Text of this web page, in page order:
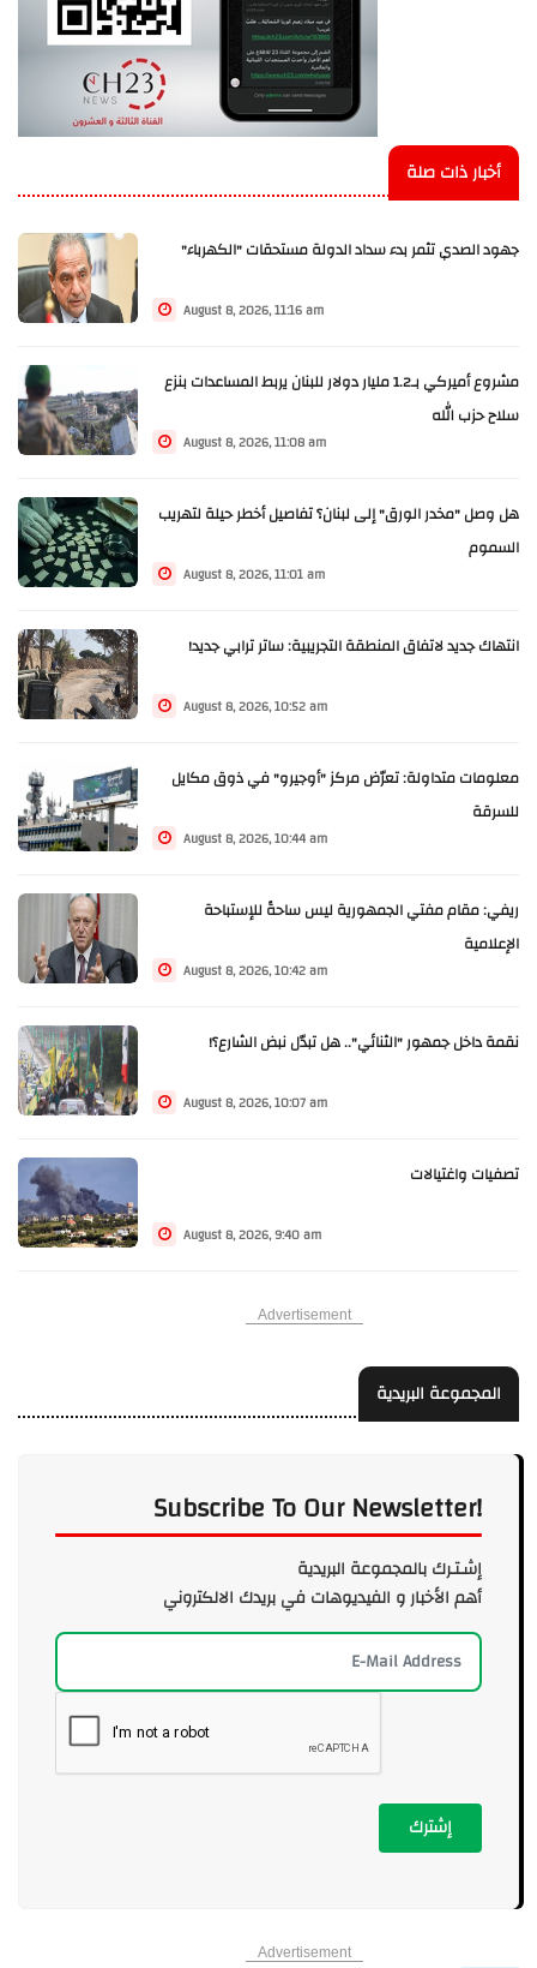
أخبار ذات صلة
جهود الصدي تثمر بدء سداد الدولة مستحقات "الكهرباء"
August 8, 2026, 11:16 am
مشروع أميركي بـ1.2 مليار دولار للبنان يربط المساعدات بنزع
سلاح حزب الله
August 8, 2026, 11:08 am
هل وصل "مخدر الورق" إلى لبنان؟ تفاصيل أخطر حيلة لتهريب
السموم
August 8, 2026, 11:01 am
انتهاك جديد لاتفاق المنطقة التجريبية: ساتر ترابي جديد!
August 8, 2026, 10:52 am
معلومات متداولة: تعرّض مركز "أوجيرو" في ذوق مكايل
للسرقة
August 8, 2026, 10:44 am
ريفي: مقام مفتي الجمهورية ليس ساحةً للإستباحة
الإعلامية
August 8, 2026, 10:42 am
نقمة داخل جمهور "الثنائي".. هل تبدّل نبض الشارع؟!
August 8, 2026, 10:07 am
تصفيات واغتيالات
August 8, 2026, 9:40 am
Advertisement
المجموعة البريدية
Subscribe To Our Newsletter!
إشـتـرك بالمجموعة البريدية
أهم الأخبار و الفيديوهات في بريدك الالكتروني
إشترك
Advertisement